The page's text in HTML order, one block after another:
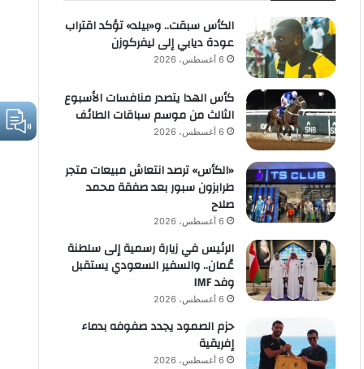
الكأس سبقت.. و«بيلد» تؤكد اقتراب
عودة ديابي إلى ليفركوزن
6 أغسطس، 2026
كأس الهدا يتصدر منافسات الأسبوع
الثالث من موسم سباقات الطائف
6 أغسطس، 2026
«الكأس» ترصد انتعاش مبيعات متجر
طرابزون سبور بعد صفقة محمد
صلاح
6 أغسطس، 2026
الرئيس في زيارة رسمية إلى سلطنة
عُمان.. والسفير السعودي يستقبل
وفد IMF
6 أغسطس، 2026
حزم الصمود يجدد صفوفه بدماء
إفريقية
6 أغسطس، 2026